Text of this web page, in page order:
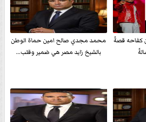
كفاحه قصةً
محمد مجدي صالح امين حماة الوطن
بالشيخ زايد مصر هي ضمير وقلب...